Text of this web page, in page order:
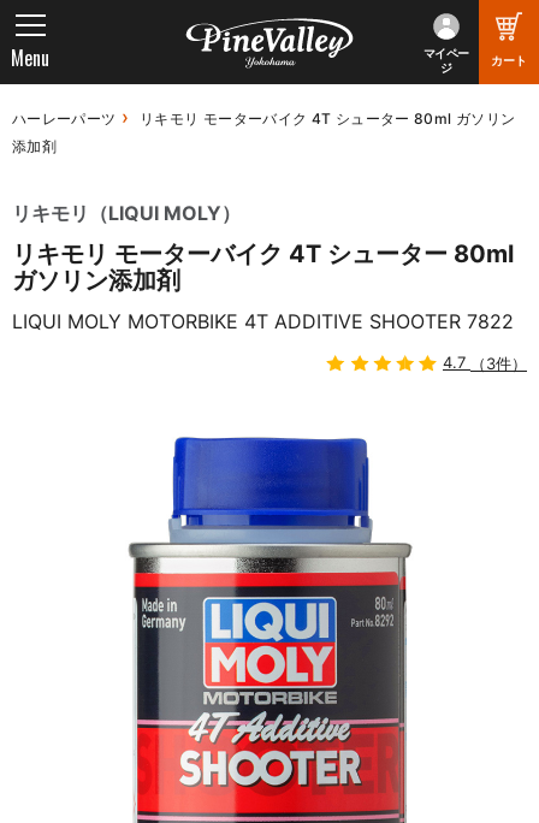
マイペー
ジ
カート
Menu
ハーレーパーツ
リキモリ モーターバイク 4T シューター 80ml ガソリン
添加剤
リキモリ（LIQUI MOLY）
リキモリ モーターバイク 4T シューター 80ml
ガソリン添加剤
LIQUI MOLY MOTORBIKE 4T ADDITIVE SHOOTER 7822
4.7 （3件）